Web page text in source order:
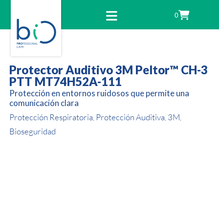
0
Protector Auditivo 3M Peltor™ CH-3
PTT MT74H52A-111
Protección en entornos ruidosos que permite una
comunicación clara
Protección Respiratoria, Protección Auditiva, 3M,
Bioseguridad